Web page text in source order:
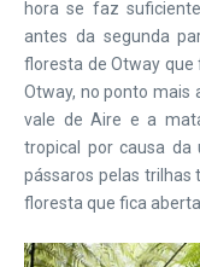
hora se faz
antes da segunda
floresta de Otway que
Otway, no ponto mais
vale de Aire e a
tropical por causa da
pássaros pelas trilhas
floresta que fica